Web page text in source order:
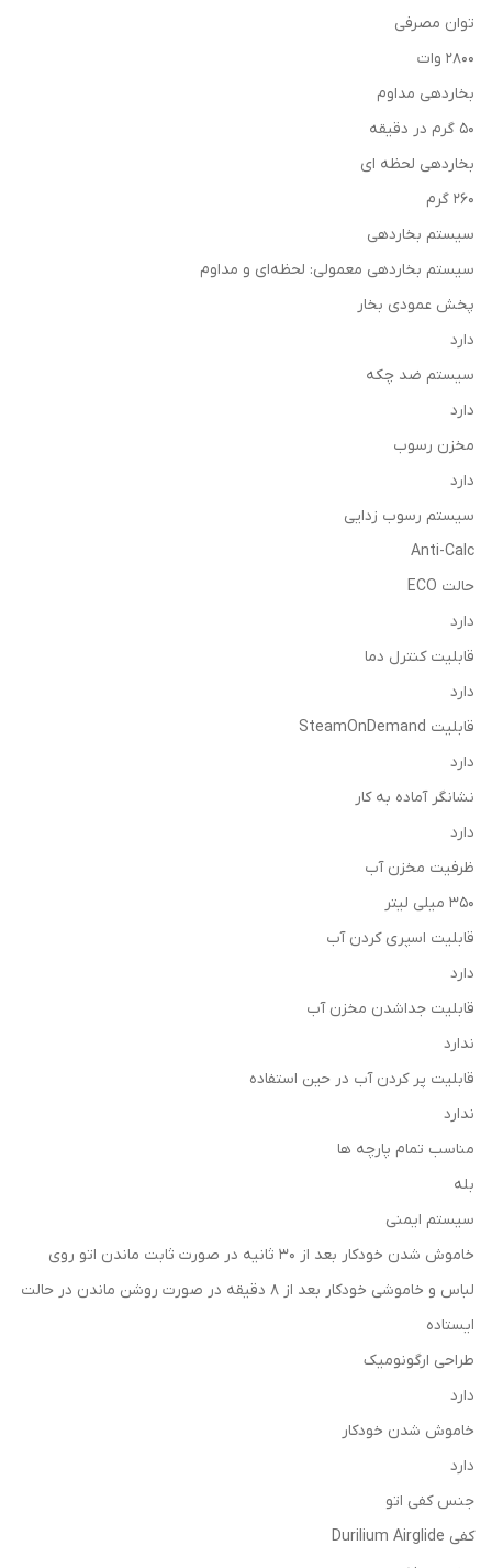
توان مصرفی
2800 وات
بخاردهی مداوم
50 گرم در دقیقه
بخاردهی لحظه ای
260 گرم
سیستم بخاردهی
سیستم بخاردهی معمولی: لحظه‌ای و مداوم
پخش عمودی بخار
دارد
سیستم ضد چکه
دارد
مخزن رسوب
دارد
سیستم رسوب زدایی
Anti-Calc
حالت ECO
دارد
قابلیت کنترل دما
دارد
قابلیت SteamOnDemand
دارد
نشانگر آماده به کار
دارد
ظرفیت مخزن آب
350 میلی لیتر
قابلیت اسپری کردن آب
دارد
قابلیت جداشدن مخزن آب
ندارد
قابلیت پر کردن آب در حین استفاده
ندارد
مناسب تمام پارچه ها
بله
سیستم ایمنی
خاموش شدن خودکار بعد از 30 ثانیه در صورت ثابت ماندن اتو روی
لباس و خاموشی خودکار بعد از 8 دقیقه در صورت روشن ماندن در حالت
ایستاده
طراحی ارگونومیک
دارد
خاموش شدن خودکار
دارد
جنس کفی اتو
کفی Durilium Airglide